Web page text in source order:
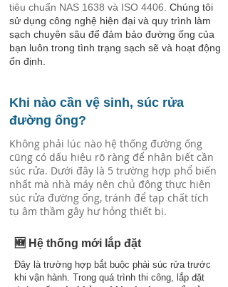
tiêu chuẩn NAS 1638 và ISO 4406. Chúng tôi
sử dụng công nghệ hiện đại và quy trình làm
sạch chuyên sâu để đảm bảo đường ống của
bạn luôn trong tình trạng sạch sẽ và hoạt động
ổn định.
Khi nào cần vệ sinh, súc rửa
đường ống?
Không phải lúc nào hệ thống đường ống
cũng có dấu hiệu rõ ràng để nhận biết cần
súc rửa. Dưới đây là 5 trường hợp phổ biến
nhất mà nhà máy nên chủ động thực hiện
súc rửa đường ống, tránh để tạp chất tích
tụ âm thầm gây hư hỏng thiết bị.
🆕 Hệ thống mới lắp đặt
Đây là trường hợp bắt buộc phải súc rửa trước
khi vận hành. Trong quá trình thi công, lắp đặt